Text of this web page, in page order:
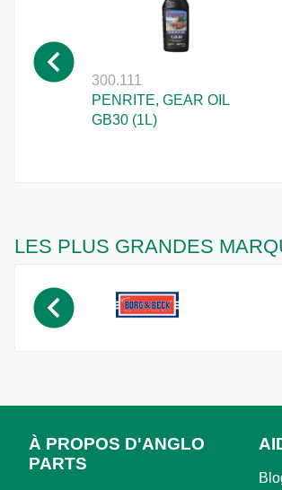
300.111
PENRITE, GEAR OIL
GB30 (1L)
LES PLUS GRANDES
À PROPOS D'ANGLO
PARTS